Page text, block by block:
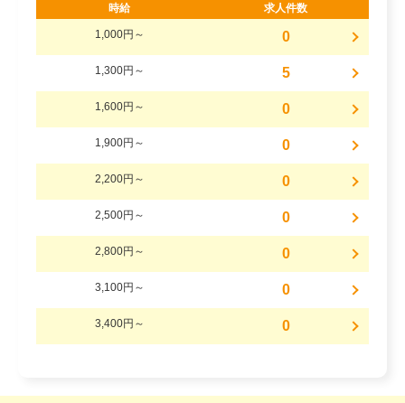
時給 求人件数
1,000円～ 0
1,300円～ 5
1,600円～ 0
1,900円～ 0
2,200円～ 0
2,500円～ 0
2,800円～ 0
3,100円～ 0
3,400円～ 0